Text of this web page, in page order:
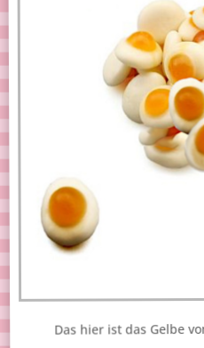
Das hier ist das Gelbe